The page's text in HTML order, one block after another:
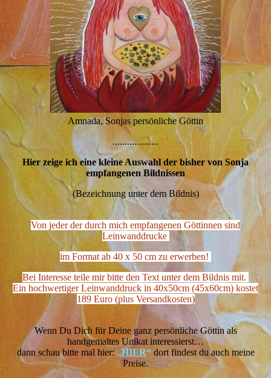
Amnada, Sonjas persönliche Göttin
...................
Hier zeige ich eine kleine Auswahl der bisher von Sonja
empfangenen Bildnissen
(Bezeichnung unter dem Bildnis)
Von jeder der durch mich empfangenen Göttinnen sind
Leinwanddrucke
im Format ab 40 x 50 cm zu erwerben!
Bei Interesse teile mir bitte den Text unter dem Bildnis mit.
Ein hochwertiger Leinwanddruck in 40x50cm (45x60cm) kostet
189 Euro (plus Versandkosten)
Wenn Du Dich für Deine ganz persönliche Göttin als
handgemaltes Unikat interessierst…
dann schau bitte mal hier:„HIER“ dort findest du auch meine
Preise.